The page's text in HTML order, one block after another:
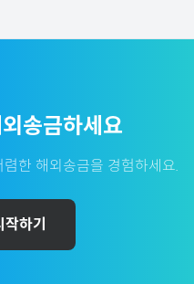
송금하세요
한 해외송금을 경험하세요.
하기